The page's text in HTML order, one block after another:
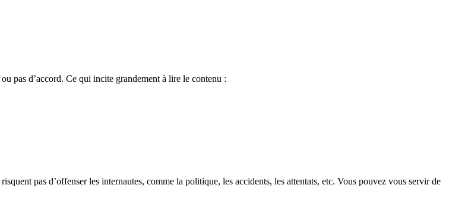
pas d’accord. Ce qui incite grandement à lire le contenu :
pas d’offenser les internautes, comme la politique, les accidents, les attentats, etc. Vous pouvez vous servir de